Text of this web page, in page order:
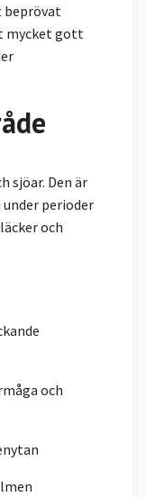
mycket gott
sjöar. Den är
perioder
och
och